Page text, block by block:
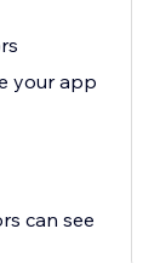
your app
can see